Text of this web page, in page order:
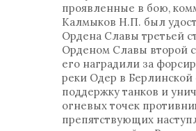
проявленные в бою,
Калмыков Н.П. был
Ордена Славы третьей
Орденом Славы второй
его наградили за
реки Одер в Берлинской
поддержку танков и
огневых точек
препятствующих